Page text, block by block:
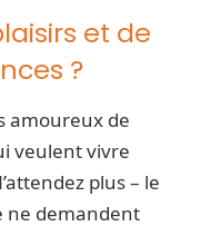
et de
?
amoureux de
veulent vivre
plus – le
ne demandent